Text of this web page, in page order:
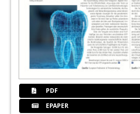
PDF
EPAPER